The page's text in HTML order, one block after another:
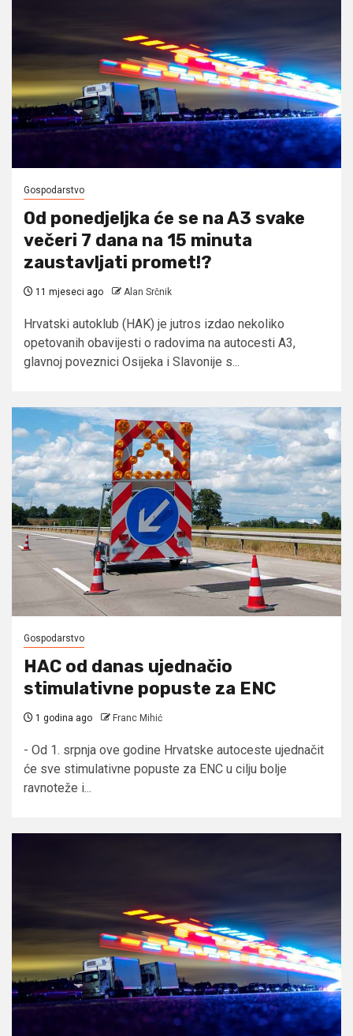
Gospodarstvo
Od ponedjeljka će se na A3 svake
večeri 7 dana na 15 minuta
zaustavljati promet!?
11 mjeseci ago Alan Srčnik
Hrvatski autoklub (HAK) je jutros izdao nekoliko
opetovanih obavijesti o radovima na autocesti A3,
glavnoj poveznici Osijeka i Slavonije s...
Gospodarstvo
HAC od danas ujednačio
stimulativne popuste za ENC
1 godina ago Franc Mihić
- Od 1. srpnja ove godine Hrvatske autoceste ujednačit
će sve stimulativne popuste za ENC u cilju bolje
ravnoteže i...